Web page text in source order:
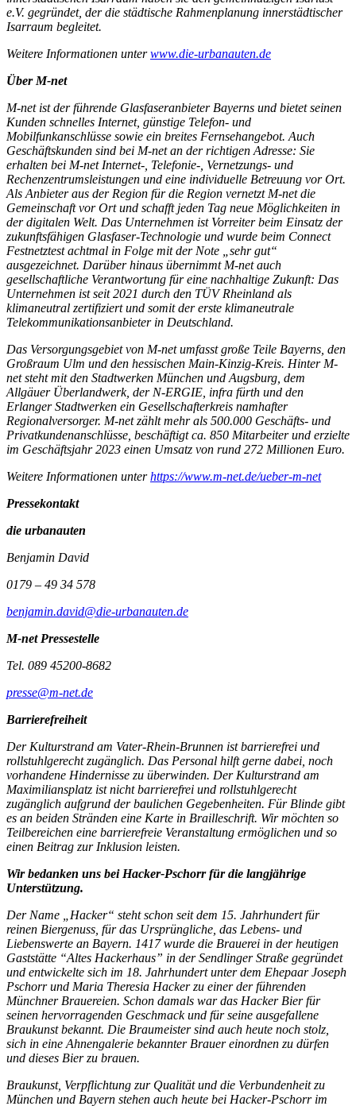
e.V. gegründet, der die städtische Rahmenplanung innerstädtischer
Isarraum begleitet.
Weitere Informationen unterwww.die-urbanauten.de
Über M-net
M-net ist der führende Glasfaseranbieter Bayerns und bietet seinen
Kunden schnelles Internet, günstige Telefon- und
Mobilfunkanschlüsse sowie ein breites Fernsehangebot. Auch
Geschäftskunden sind bei M-net an der richtigen Adresse: Sie
erhalten bei M-net Internet-, Telefonie-, Vernetzungs- und
Rechenzentrumsleistungen und eine individuelle Betreuung vor Ort.
Als Anbieter aus der Region für die Region vernetzt M-net die
Gemeinschaft vor Ort und schafft jeden Tag neue Möglichkeiten in
der digitalen Welt. Das Unternehmen ist Vorreiter beim Einsatz der
zukunftsfähigen Glasfaser-Technologie und wurde beim Connect
Festnetztest achtmal in Folge mit der Note „sehr gut“
ausgezeichnet. Darüber hinaus übernimmt M-net auch
gesellschaftliche Verantwortung für eine nachhaltige Zukunft: Das
Unternehmen ist seit 2021 durch den TÜV Rheinland als
klimaneutral zertifiziert und somit der erste klimaneutrale
Telekommunikationsanbieter in Deutschland.
Das Versorgungsgebiet von M-net umfasst große Teile Bayerns, den
Großraum Ulm und den hessischen Main-Kinzig-Kreis. Hinter M-
net steht mit den Stadtwerken München und Augsburg, dem
Allgäuer Überlandwerk, der N-ERGIE, infra fürth und den
Erlanger Stadtwerken ein Gesellschafterkreis namhafter
Regionalversorger. M-net zählt mehr als 500.000 Geschäfts- und
Privatkundenanschlüsse, beschäftigt ca. 850 Mitarbeiter und erzielte
im Geschäftsjahr 2023 einen Umsatz von rund 272 Millionen Euro.
Weitere Informationen unterhttps://www.m-net.de/ueber-m-net
Pressekontakt
die urbanauten
Benjamin David
0179 – 49 34 578
benjamin.david@die-urbanauten.de
M-net Pressestelle
Tel. 089 45200-8682
presse@m-net.de
Barrierefreiheit
Der Kulturstrand am Vater-Rhein-Brunnen ist barrierefrei und
rollstuhlgerecht zugänglich. Das Personal hilft gerne dabei, noch
vorhandene Hindernisse zu überwinden. Der Kulturstrand am
Maximiliansplatz ist nicht barrierefrei und rollstuhlgerecht
zugänglich aufgrund der baulichen Gegebenheiten. Für Blinde gibt
es an beiden Stränden eine Karte in Brailleschrift. Wir möchten so
Teilbereichen eine barrierefreie Veranstaltung ermöglichen und so
einen Beitrag zur Inklusion leisten.
Wir bedanken uns bei Hacker-Pschorr für die langjährige
Unterstützung.
Der Name „Hacker“ steht schon seit dem 15. Jahrhundert für
reinen Biergenuss, für das Ursprüngliche, das Lebens- und
Liebenswerte an Bayern. 1417 wurde die Brauerei in der heutigen
Gaststätte “Altes Hackerhaus” in der Sendlinger Straße gegründet
und entwickelte sich im 18. Jahrhundert unter dem Ehepaar Joseph
Pschorr und Maria Theresia Hacker zu einer der führenden
Münchner Brauereien. Schon damals war das Hacker Bier für
seinen hervorragenden Geschmack und für seine ausgefallene
Braukunst bekannt. Die Braumeister sind auch heute noch stolz,
sich in eine Ahnengalerie bekannter Brauer einordnen zu dürfen
und dieses Bier zu brauen.
Braukunst, Verpflichtung zur Qualität und die Verbundenheit zu
München und Bayern stehen auch heute bei Hacker-Pschorr im